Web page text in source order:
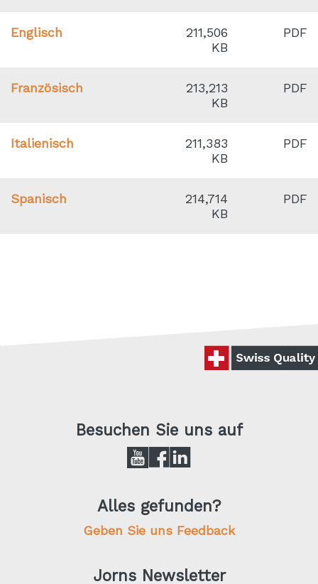
Englisch
211,506
KB
PDF
Französisch
213,213
KB
PDF
Italienisch
211,383
KB
PDF
Spanisch
214,714
KB
PDF
Besuchen Sie uns auf
Alles gefunden?
Geben Sie uns Feedback
Jorns Newsletter